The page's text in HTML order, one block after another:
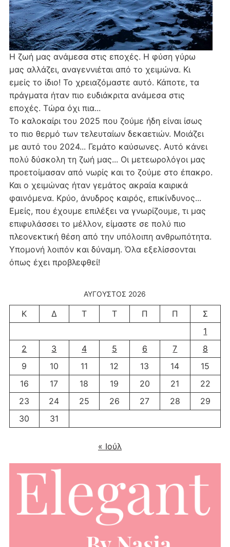
Η ζωή μας ανάμεσα στις εποχές. Η φύση γύρω
μας αλλάζει, αναγεννιέται από το χειμώνα. Κι
εμείς το ίδιο! Το χρειαζόμαστε αυτό. Κάποτε, τα
πράγματα ήταν πιο ευδιάκριτα ανάμεσα στις
εποχές. Τώρα όχι πια...
Το καλοκαίρι του 2025 που ζούμε ήδη είναι ίσως
το πιο θερμό των τελευταίων δεκαετιών. Μοιάζει
με αυτό του 2024... Γεμάτο καύσωνες. Αυτό κάνει
πολύ δύσκολη τη ζωή μας... Οι μετεωρολόγοι μας
προετοίμασαν από νωρίς και το ζούμε στο έπακρο.
Και ο χειμώνας ήταν γεμάτος ακραία καιρικά
φαινόμενα. Κρύο, άνυδρος καιρός, επικίνδυνος...
Εμείς, που έχουμε επιλέξει να γνωρίζουμε, τι μας
επιφυλάσσει το μέλλον, είμαστε σε πολύ πιο
πλεονεκτική θέση από την υπόλοιπη ανθρωπότητα.
Υπομονή λοιπόν και δύναμη. Όλα εξελίσσονται
όπως έχει προβλεφθεί!
ΑΎΓΟΥΣΤΟΣ 2026
Κ Δ Τ Τ Π Π
Σ
1
2
3 4 5 6 7
8
9
10 11 12 13 14
15
16
17 18 19 20 21
22
23
24 25 26 27 28
29
30
31
« Ιούλ